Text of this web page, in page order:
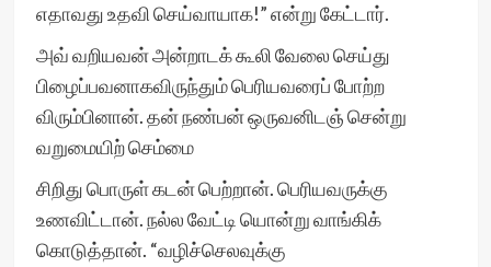
எதாவது உதவி செய்வாயாக!” என்று கேட்டார்.
அவ் வறியவன் அன்றாடக் கூலி வேலை செய்து
பிழைப்பவனாகவிருந்தும் பெரியவரைப் போற்ற
விரும்பினான். தன் நண்பன் ஒருவனிடஞ் சென்று
வறுமையிற் செம்மை
சிறிது பொருள் கடன் பெற்றான். பெரியவருக்கு
உணவிட்டான். நல்ல வேட்டி யொன்று வாங்கிக்
கொடுத்தான். “வழிச்செலவுக்கு